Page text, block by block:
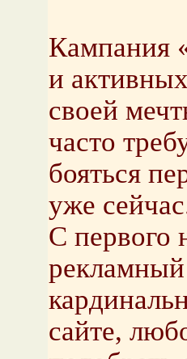
Кампания
и
своей
часто
бояться
уже
C первого
сайте,